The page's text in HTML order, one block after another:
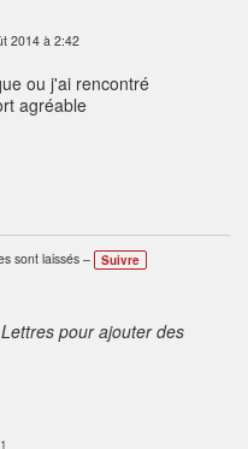
2014 à 2:42
ou j'ai rencontré
agréable
sont laissés – Suivre
pour ajouter des